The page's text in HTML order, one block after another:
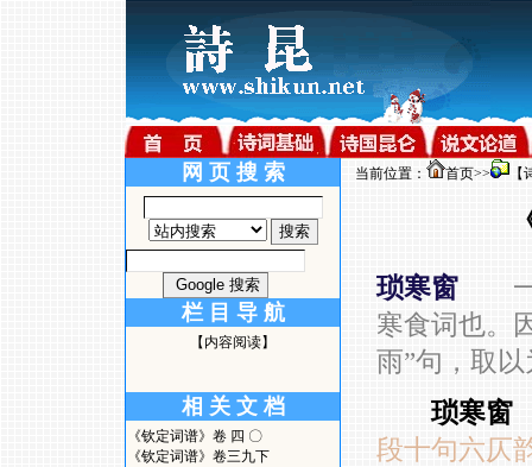
网 页 搜 索
栏 目 导 航
【内容阅读】
相 关 文 档
《钦定词谱》卷 四 〇
《钦定词谱》卷三九下
当前位置： 首页>>
琐寒窗
寒食词也。
雨”句，取以
琐寒窗
段十句六仄